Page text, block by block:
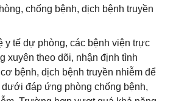
chống bệnh, dịch bệnh truyền
y tế dự phòng, các bệnh viện trực
xuyên theo dõi, nhận định tình
bệnh, dịch bệnh truyền nhiễm để
đáp ứng phòng chống bệnh,